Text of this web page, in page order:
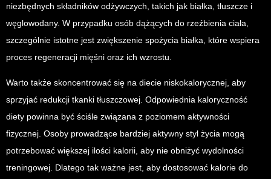
niezbędnych składników odżywczych, takich jak białka, tłuszcze i
węglowodany. W przypadku osób dążących do rzeźbienia ciała,
szczególnie istotne jest zwiększenie spożycia białka, które wspiera
proces regeneracji mięśni oraz ich wzrostu.
Warto także skoncentrować się na diecie niskokalorycznej, aby
sprzyjać redukcji tkanki tłuszczowej. Odpowiednia kaloryczność
diety powinna być ściśle związana z poziomem aktywności
fizycznej. Osoby prowadzące bardziej aktywny styl życia mogą
potrzebować większej ilości kalorii, aby nie obniżyć wydolności
treningowej. Dlatego tak ważne jest, aby dostosować kalorie do